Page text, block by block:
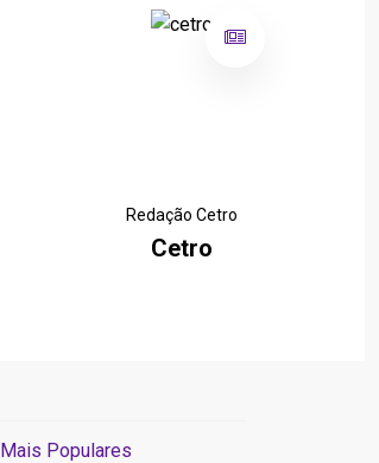
Redação Cetro
Cetro
Mais Populares